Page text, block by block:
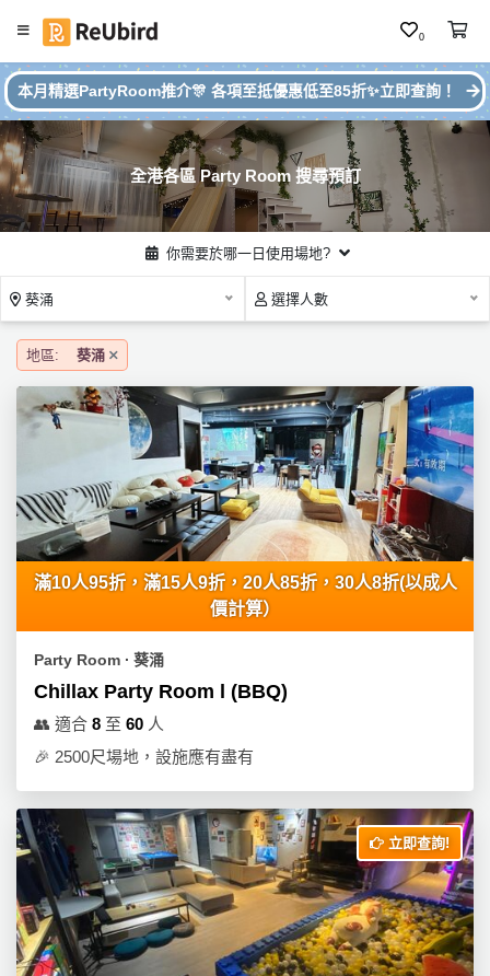
0
繁
中
E
N
登
註
冊
服
產
品
分
P
t
y
o
o
m
到
會
美
搞
P
a
t
y
活
動
攻
活
會
#
本
月
P
ar
ty
R
o
推
介
本月精選PartyRoom推介🎊 各項至抵優惠低至85折✨立即查詢！
全港各區 Party Room 搜尋預訂
你需要於哪一日使用場地?
葵涌 選擇人數
地區: 葵涌
滿10人95折，滿15人9折，20人85折，30人8折(以成人
價計算）
Party Room ∙ 葵涌
Chillax Party Room l (BBQ)
👥 適合 8 至 60 人
🎉 2500尺場地，設施應有盡有
立即查詢!